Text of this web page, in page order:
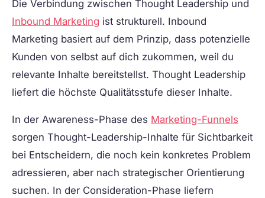
Die Verbindung zwischen Thought Leadership und
Inbound Marketing ist strukturell. Inbound
Marketing basiert auf dem Prinzip, dass potenzielle
Kunden von selbst auf dich zukommen, weil du
relevante Inhalte bereitstellst. Thought Leadership
liefert die höchste Qualitätsstufe dieser Inhalte.
In der Awareness-Phase des Marketing-Funnels
sorgen Thought-Leadership-Inhalte für Sichtbarkeit
bei Entscheidern, die noch kein konkretes Problem
adressieren, aber nach strategischer Orientierung
suchen. In der Consideration-Phase liefern